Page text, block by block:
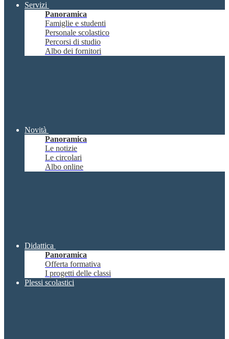
Servizi
Panoramica
Famiglie e studenti
Personale scolastico
Percorsi di studio
Albo dei fornitori
Novità
Panoramica
Le notizie
Le circolari
Albo online
Didattica
Panoramica
Offerta formativa
I progetti delle classi
Plessi scolastici